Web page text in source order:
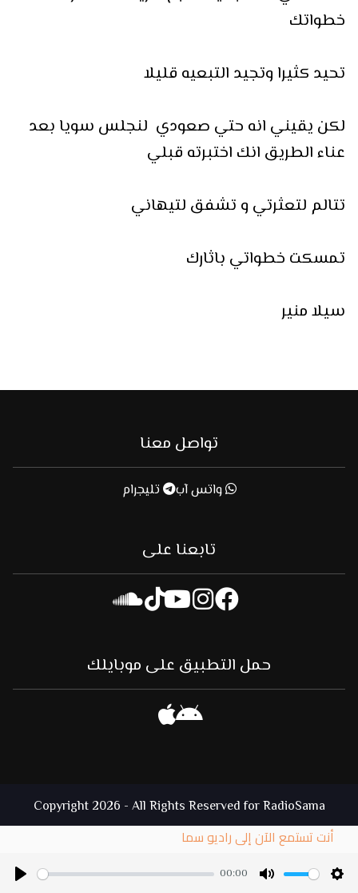
خطواتك
تحيد كثيرا وتجيد التبعيه قليلا
لكن يقيني انه حتي صعودي لنجلس سويا بعد
عناء الطريق انك اختبرته قبلي
تتالم لتعثرتي و تشفق لتيهاني
تمسكت خطواتي باثارك
سيلا منير
تواصل معنا
واتس آب تليجرام
تابعنا على
حمل التطبيق على موبايلك
Copyright 2026 - All Rights Reserved for RadioSama
أنت تستمع الآن إلى راديو سما
00:00